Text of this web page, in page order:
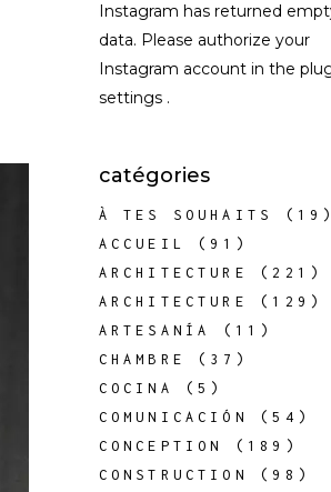
Instagram has returned
data. Please authorize your
Instagram account in the
settings .
catégories
À TES SOUHAITS
(19)
ACCUEIL
(91)
ARCHITECTURE
(221)
ARCHITECTURE
(129)
ARTESANÍA
(11)
CHAMBRE
(37)
COCINA
(5)
COMUNICACIÓN
(54)
CONCEPTION
(189)
CONSTRUCTION
(98)